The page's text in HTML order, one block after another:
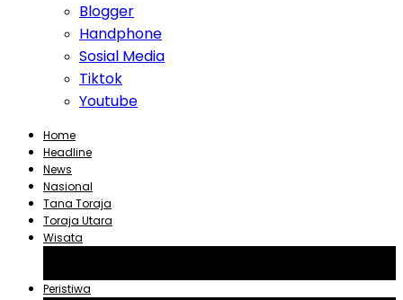
Blogger
Handphone
Sosial Media
Tiktok
Youtube
Home
Headline
News
Nasional
Tana Toraja
Toraja Utara
Wisata
Peristiwa